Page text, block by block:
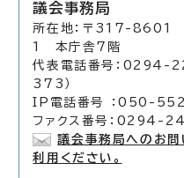
議会事務局
所在地：〒317-8601
1 本庁舎7階
代表電話番号：0294-
373）
IP電話番号 ：050-
ファクス番号：0294-
議会事務局へのお問
利用ください。